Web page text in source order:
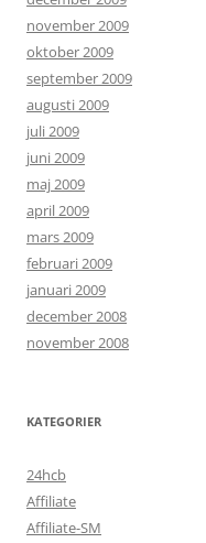
november 2009
oktober 2009
september 2009
augusti 2009
juli 2009
juni 2009
maj 2009
april 2009
mars 2009
februari 2009
januari 2009
december 2008
november 2008
KATEGORIER
24hcb
Affiliate
Affiliate-SM